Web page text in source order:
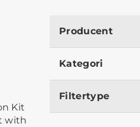
Kit
with
Producent
Kategori
Filtertype